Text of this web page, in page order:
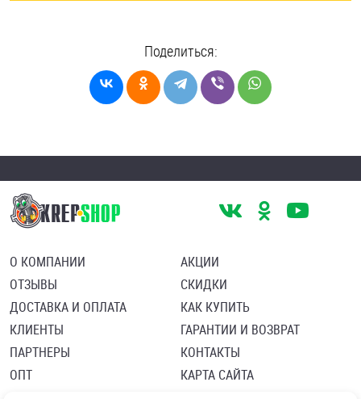
Поделиться:
О КОМПАНИИ
ОТЗЫВЫ
ДОСТАВКА И ОПЛАТА
КЛИЕНТЫ
ПАРТНЕРЫ
ОПТ
АКЦИИ
СКИДКИ
КАК КУПИТЬ
ГАРАНТИИ И ВОЗВРАТ
КОНТАКТЫ
КАРТА САЙТА